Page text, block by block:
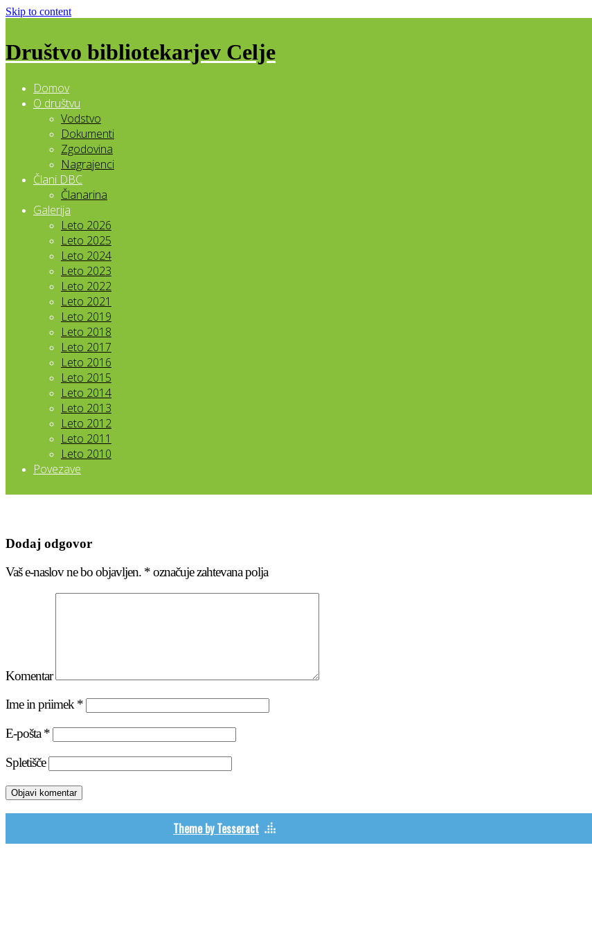
Skip to content
Društvo bibliotekarjev Celje
Domov
O društvu
Vodstvo
Dokumenti
Zgodovina
Nagrajenci
Člani DBC
Članarina
Galerija
Leto 2026
Leto 2025
Leto 2024
Leto 2023
Leto 2022
Leto 2021
Leto 2019
Leto 2018
Leto 2017
Leto 2016
Leto 2015
Leto 2014
Leto 2013
Leto 2012
Leto 2011
Leto 2010
Povezave
Dodaj odgovor
Vaš e-naslov ne bo objavljen. *označuje zahtevana polja
Komentar
Ime in priimek *
E-pošta*
Spletišče
Theme by Tesseract